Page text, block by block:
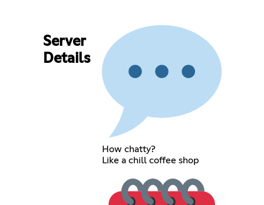
Server
Details
How chatty?
Like a chill coffee shop